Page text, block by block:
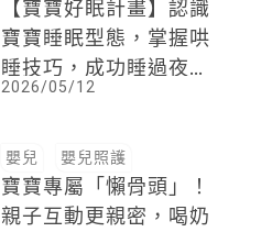
【寶寶好眠計畫】認識
寶寶睡眠型態，掌握哄
睡技巧，成功睡過夜指
日可待
2026/05/12
嬰兒 嬰兒照護
寶寶專屬「懶骨頭」！
親子互動更親密，喝奶